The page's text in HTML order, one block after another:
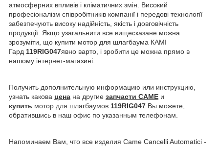
атмосферних впливів і кліматичних змін. Високий
професіоналізм співробітників компанії і передові технології
забезпечують високу надійність, якість і довговічність
продукції. Якщо узагальнити все вищесказане можна
зрозуміти, що купити мотор для шлагбаума КАМІ
Гард 119RIG047явно варто, і зробити це можна прямо в
нашому інтернет-магазині.
Получить дополнительную информацию или инструкцию,
узнать какова цена на другие запчасти CAME и
купить мотор для шлагбаумов 119RIG047 Вы можете,
обратившись в наш офис по указанным телефонам.
Напоминаем Вам, что все изделия Came Cancelli Automatici -